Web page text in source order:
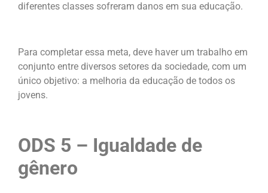
diferentes classes sofreram danos em sua educação.
Para completar essa meta, deve haver um trabalho em
conjunto entre diversos setores da sociedade, com um
único objetivo: a melhoria da educação de todos os
jovens.
ODS 5 – Igualdade de
gênero